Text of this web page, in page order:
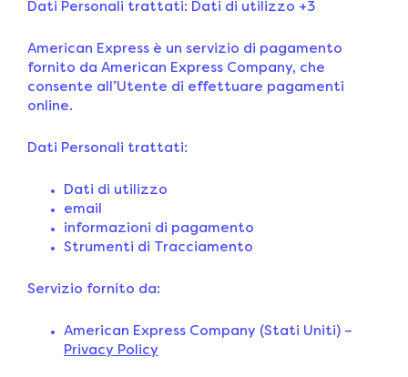
Dati Personali trattati: Dati di utilizzo +3
American Express è un servizio di pagamento
fornito da American Express Company, che
consente all’Utente di effettuare pagamenti
online.
Dati Personali trattati:
Dati di utilizzo
email
informazioni di pagamento
Strumenti di Tracciamento
Servizio fornito da:
American Express Company (Stati Uniti) –
Privacy Policy